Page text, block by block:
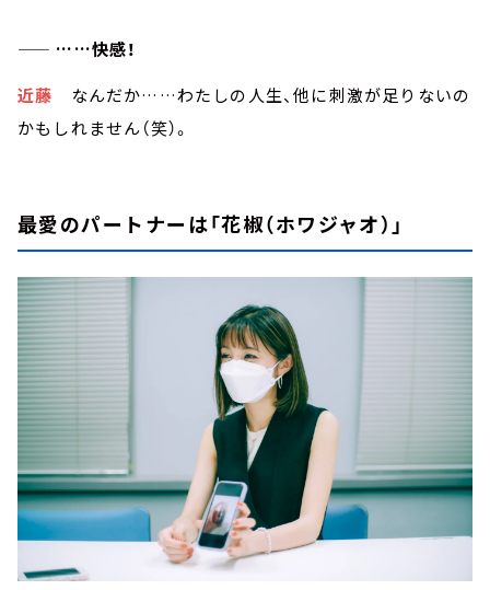
—— ……快感！
近藤 なんだか……わたしの人生、他に刺激が足りないの
かもしれません（笑）。
最愛のパートナーは「花椒（ホワジャオ）」